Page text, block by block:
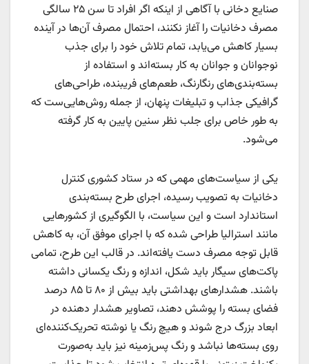
صنایع دخانی با آگاهی از اینکه اگر افراد تا سن ۲۵ سالگی
مصرف دخانیات را آغاز نکنند، احتمال مصرف آن‌ها در آینده
بسیار کاهش می‌یابد، تمام تلاش خود را برای جذب
نوجوانان و جوانان به کار بسته‌اند و استفاده از
بسته‌بندی‌های رنگارنگ، طعم‌های فریبنده، طراحی‌های
گرافیکی جذاب و تبلیغات پنهان، از جمله روش‌هایی‌ست که
به طور خاص برای جلب نظر سنین پایین به کار گرفته
می‌شود.
یکی از سیاست‌های مهمی که در ستاد کشوری کنترل
دخانیات به تصویب رسیده، اجرای طرح بسته‌بندی
استاندارد است و این سیاست، با الگوگیری از کشورهایی
مانند استرالیا طراحی شده که با اجرای موفق آن، به کاهش
قابل توجه مصرف دست یافته‌اند. در قالب این طرح، تمامی
پاکت‌های سیگار باید شکل، اندازه و رنگ یکسانی داشته
باشند. هشدارهای بهداشتی باید بیش از ۸۰ تا ۸۵ درصد
فضای بسته را پوشش دهند، تصاویر هشدار دهنده در
ابعاد بزرگ درج شوند و هیچ رنگ یا نوشته تحریک‌کننده‌ای
روی بسته‌ها نباشد و رنگ پس‌زمینه نیز باید به‌صورت